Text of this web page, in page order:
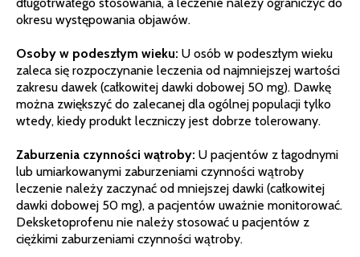
okresu występowania objawów.
Osoby w podeszłym wieku: U osób w podeszłym wieku
zaleca się rozpoczynanie leczenia od najmniejszej wartości
zakresu dawek (całkowitej dawki dobowej 50 mg). Dawkę
można zwiększyć do zalecanej dla ogólnej populacji tylko
wtedy, kiedy produkt leczniczy jest dobrze tolerowany.
Zaburzenia czynności wątroby: U pacjentów z łagodnymi
lub umiarkowanymi zaburzeniami czynności wątroby
leczenie należy zaczynać od mniejszej dawki (całkowitej
dawki dobowej 50 mg), a pacjentów uważnie monitorować.
Deksketoprofenu nie należy stosować u pacjentów z
ciężkimi zaburzeniami czynności wątroby.